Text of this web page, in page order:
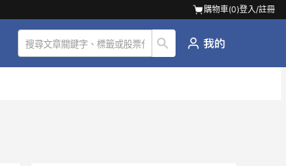
購物車(0)登入/註冊